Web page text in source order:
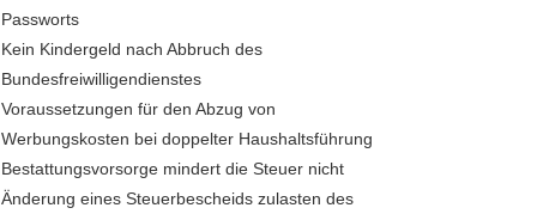
Passworts
Kein Kindergeld nach Abbruch des
Bundesfreiwilligendienstes
Voraussetzungen für den Abzug von
Werbungskosten bei doppelter Haushaltsführung
Bestattungsvorsorge mindert die Steuer nicht
Änderung eines Steuerbescheids zulasten des